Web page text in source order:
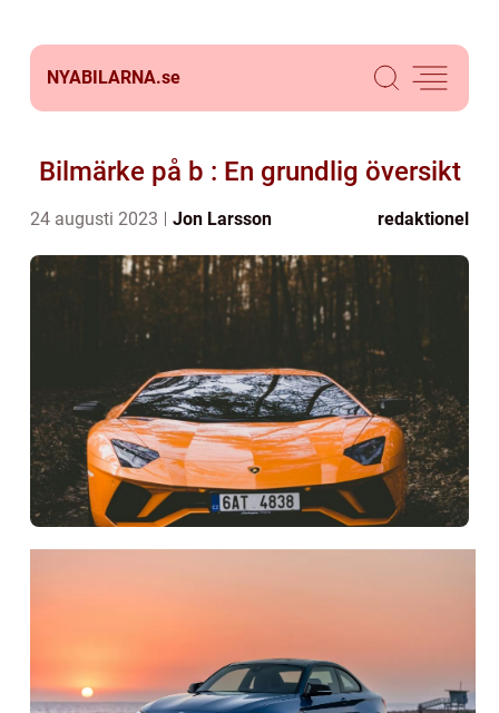
NYABILARNA.se
Bilmärke på b : En grundlig översikt
24 augusti 2023 Jon Larsson redaktionel